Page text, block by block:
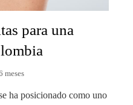
para una
meses
ha posicionado como uno